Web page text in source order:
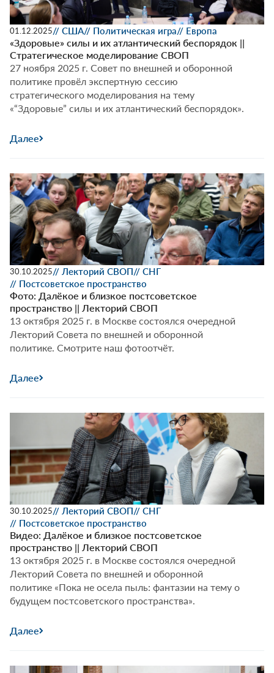
01.12.2025// США// Политическая игра// Европа
«Здоровые» силы и их атлантический беспорядок ||
Стратегическое моделирование СВОП
27 ноября 2025 г. Совет по внешней и оборонной
политике провёл экспертную сессию
стратегического моделирования на тему
«“Здоровые” силы и их атлантический беспорядок».
Далее
30.10.2025// Лекторий СВОП// СНГ
// Постсоветское пространство
Фото: Далёкое и близкое постсоветское
пространство || Лекторий СВОП
13 октября 2025 г. в Москве состоялся очередной
Лекторий Совета по внешней и оборонной
политике. Смотрите наш фотоотчёт.
Далее
30.10.2025// Лекторий СВОП// СНГ
// Постсоветское пространство
Видео: Далёкое и близкое постсоветское
пространство || Лекторий СВОП
13 октября 2025 г. в Москве состоялся очередной
Лекторий Совета по внешней и оборонной
политике «Пока не осела пыль: фантазии на тему о
будущем постсоветского пространства».
Далее